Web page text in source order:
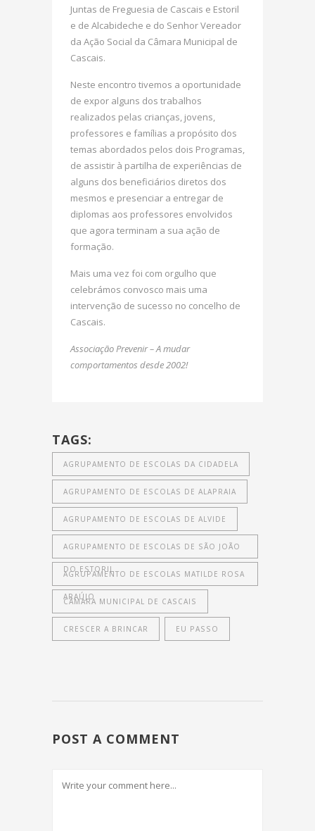
Juntas de Freguesia de Cascais e Estoril
e de Alcabideche e do Senhor Vereador
da Ação Social da Câmara Municipal de
Cascais.
Neste encontro tivemos a oportunidade
de expor alguns dos trabalhos
realizados pelas crianças, jovens,
professores e famílias a propósito dos
temas abordados pelos dois Programas,
de assistir à partilha de experiências de
alguns dos beneficiários diretos dos
mesmos e presenciar a entregar de
diplomas aos professores envolvidos
que agora terminam a sua ação de
formação.
Mais uma vez foi com orgulho que
celebrámos convosco mais uma
intervenção de sucesso no concelho de
Cascais.
Associação Prevenir – A mudar
comportamentos desde 2002!
TAGS:
AGRUPAMENTO DE ESCOLAS DA CIDADELA
AGRUPAMENTO DE ESCOLAS DE ALAPRAIA
AGRUPAMENTO DE ESCOLAS DE ALVIDE
AGRUPAMENTO DE ESCOLAS DE SÃO JOÃO
DO ESTORIL
AGRUPAMENTO DE ESCOLAS MATILDE ROSA
ARAÚJO
CÂMARA MUNICIPAL DE CASCAIS
CRESCER A BRINCAR EU PASSO
POST A COMMENT